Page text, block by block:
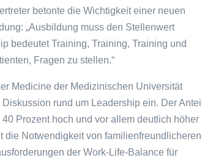
betonte die Wichtigkeit einer neuen
„Ausbildung muss den Stellenwert
bedeutet Training, Training, Training und
Fragen zu stellen.“
Medicine der Medizinischen Universität
rund um Leadership ein. Der Anteil
Prozent hoch und vor allem deutlich höher
Notwendigkeit von familienfreundlicheren
der Work-Life-Balance für